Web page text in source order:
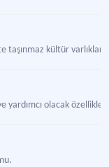
taşınmaz kültür
olacak